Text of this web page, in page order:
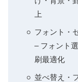
上
フォント・
– フォント
刷最適化
並べ替え・